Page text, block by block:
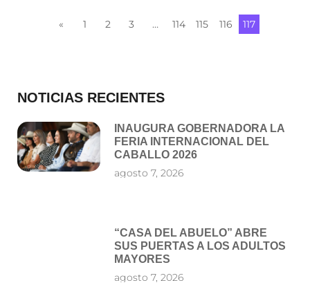
« 1 2 3 … 114 115 116 117
NOTICIAS RECIENTES
INAUGURA GOBERNADORA LA
FERIA INTERNACIONAL DEL
CABALLO 2026
agosto 7, 2026
“CASA DEL ABUELO” ABRE
SUS PUERTAS A LOS ADULTOS
MAYORES
agosto 7, 2026